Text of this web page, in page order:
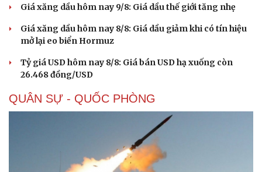
Giá xăng dầu hôm nay 9/8: Giá dầu thế giới tăng nhẹ
Giá xăng dầu hôm nay 8/8: Giá dầu giảm khi có tín hiệu
mở lại eo biển Hormuz
Tỷ giá USD hôm nay 8/8: Giá bán USD hạ xuống còn
26.468 đồng/USD
QUÂN SỰ - QUỐC PHÒNG